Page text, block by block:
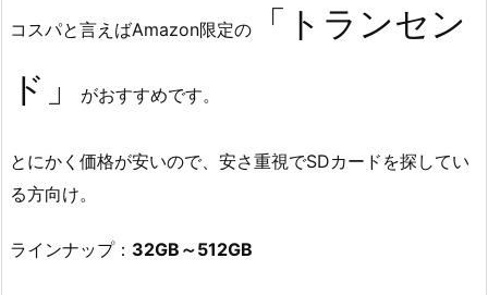
コスパと言えばAmazon限定の
「トランセン
ド」
がおすすめです。
とにかく価格が安いので、安さ重視でSDカードを探してい
る方向け。
ラインナップ： 32GB～512GB